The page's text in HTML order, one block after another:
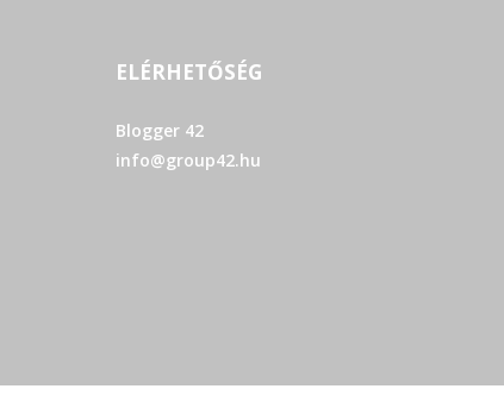
ELÉRHETŐSÉG
Blogger 42
info@group42.hu